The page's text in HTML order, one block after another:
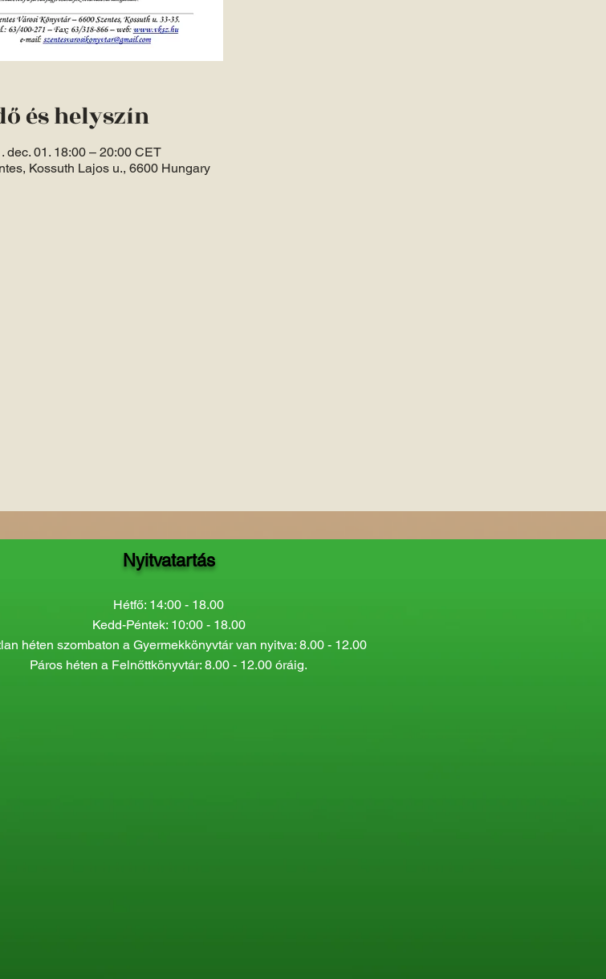
és helyszín
dec. 01. 18:00 – 20:00 CET
Kossuth Lajos u., 6600 Hungary
Nyitvatartás
Hétfő: 14:00 - 18.00
Kedd-Péntek: 10:00 - 18.00
héten szombaton a Gyermekkönyvtár van nyitva: 8.00 - 12.00
Páros héten a Felnőttkönyvtár: 8.00 - 12.00 óráig.